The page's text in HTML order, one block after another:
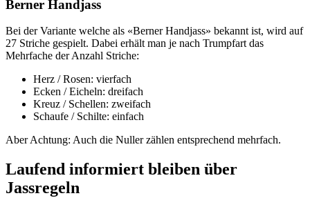
Berner Handjass
Bei der Variante welche als «Berner Handjass» bekannt ist, wird auf
27 Striche gespielt. Dabei erhält man je nach Trumpfart das
Mehrfache der Anzahl Striche:
Herz / Rosen: vierfach
Ecken / Eicheln: dreifach
Kreuz / Schellen: zweifach
Schaufe / Schilte: einfach
Aber Achtung: Auch die Nuller zählen entsprechend mehrfach.
Laufend informiert bleiben über
Jassregeln